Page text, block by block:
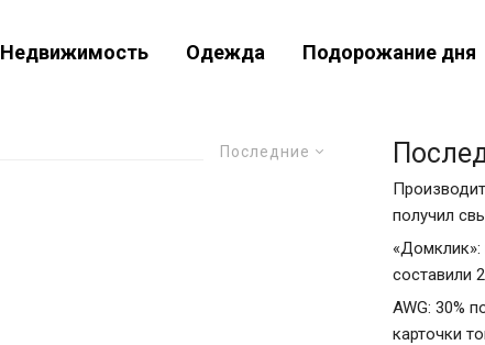
Недвижимость Одежда Подорожание дня
Последние
получил
составили
AWG: 30%
карточки